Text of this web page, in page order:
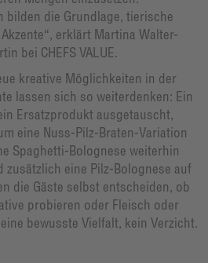
bilden die Grundlage, tierische
erklärt Martina Walter-
bei CHEFS VALUE.
kreative Möglichkeiten in der
lassen sich so weiterdenken: Ein
Ersatzprodukt ausgetauscht,
eine Nuss-Pilz-Braten-Variation
Spaghetti-Bolognese weiterhin
zusätzlich eine Pilz-Bolognese auf
die Gäste selbst entscheiden, ob
probieren oder Fleisch oder
bewusste Vielfalt, kein Verzicht.